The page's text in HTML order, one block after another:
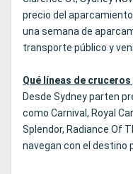
precio del
una semana de
transporte público y
Qué líneas de
Desde Sydney parten
como Carnival, Royal
Splendor, Radiance Of
navegan con el destino